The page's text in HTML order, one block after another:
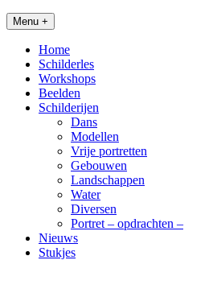
Menu +
Home
Schilderles
Workshops
Beelden
Schilderijen
Dans
Modellen
Vrije portretten
Gebouwen
Landschappen
Water
Diversen
Portret – opdrachten –
Nieuws
Stukjes